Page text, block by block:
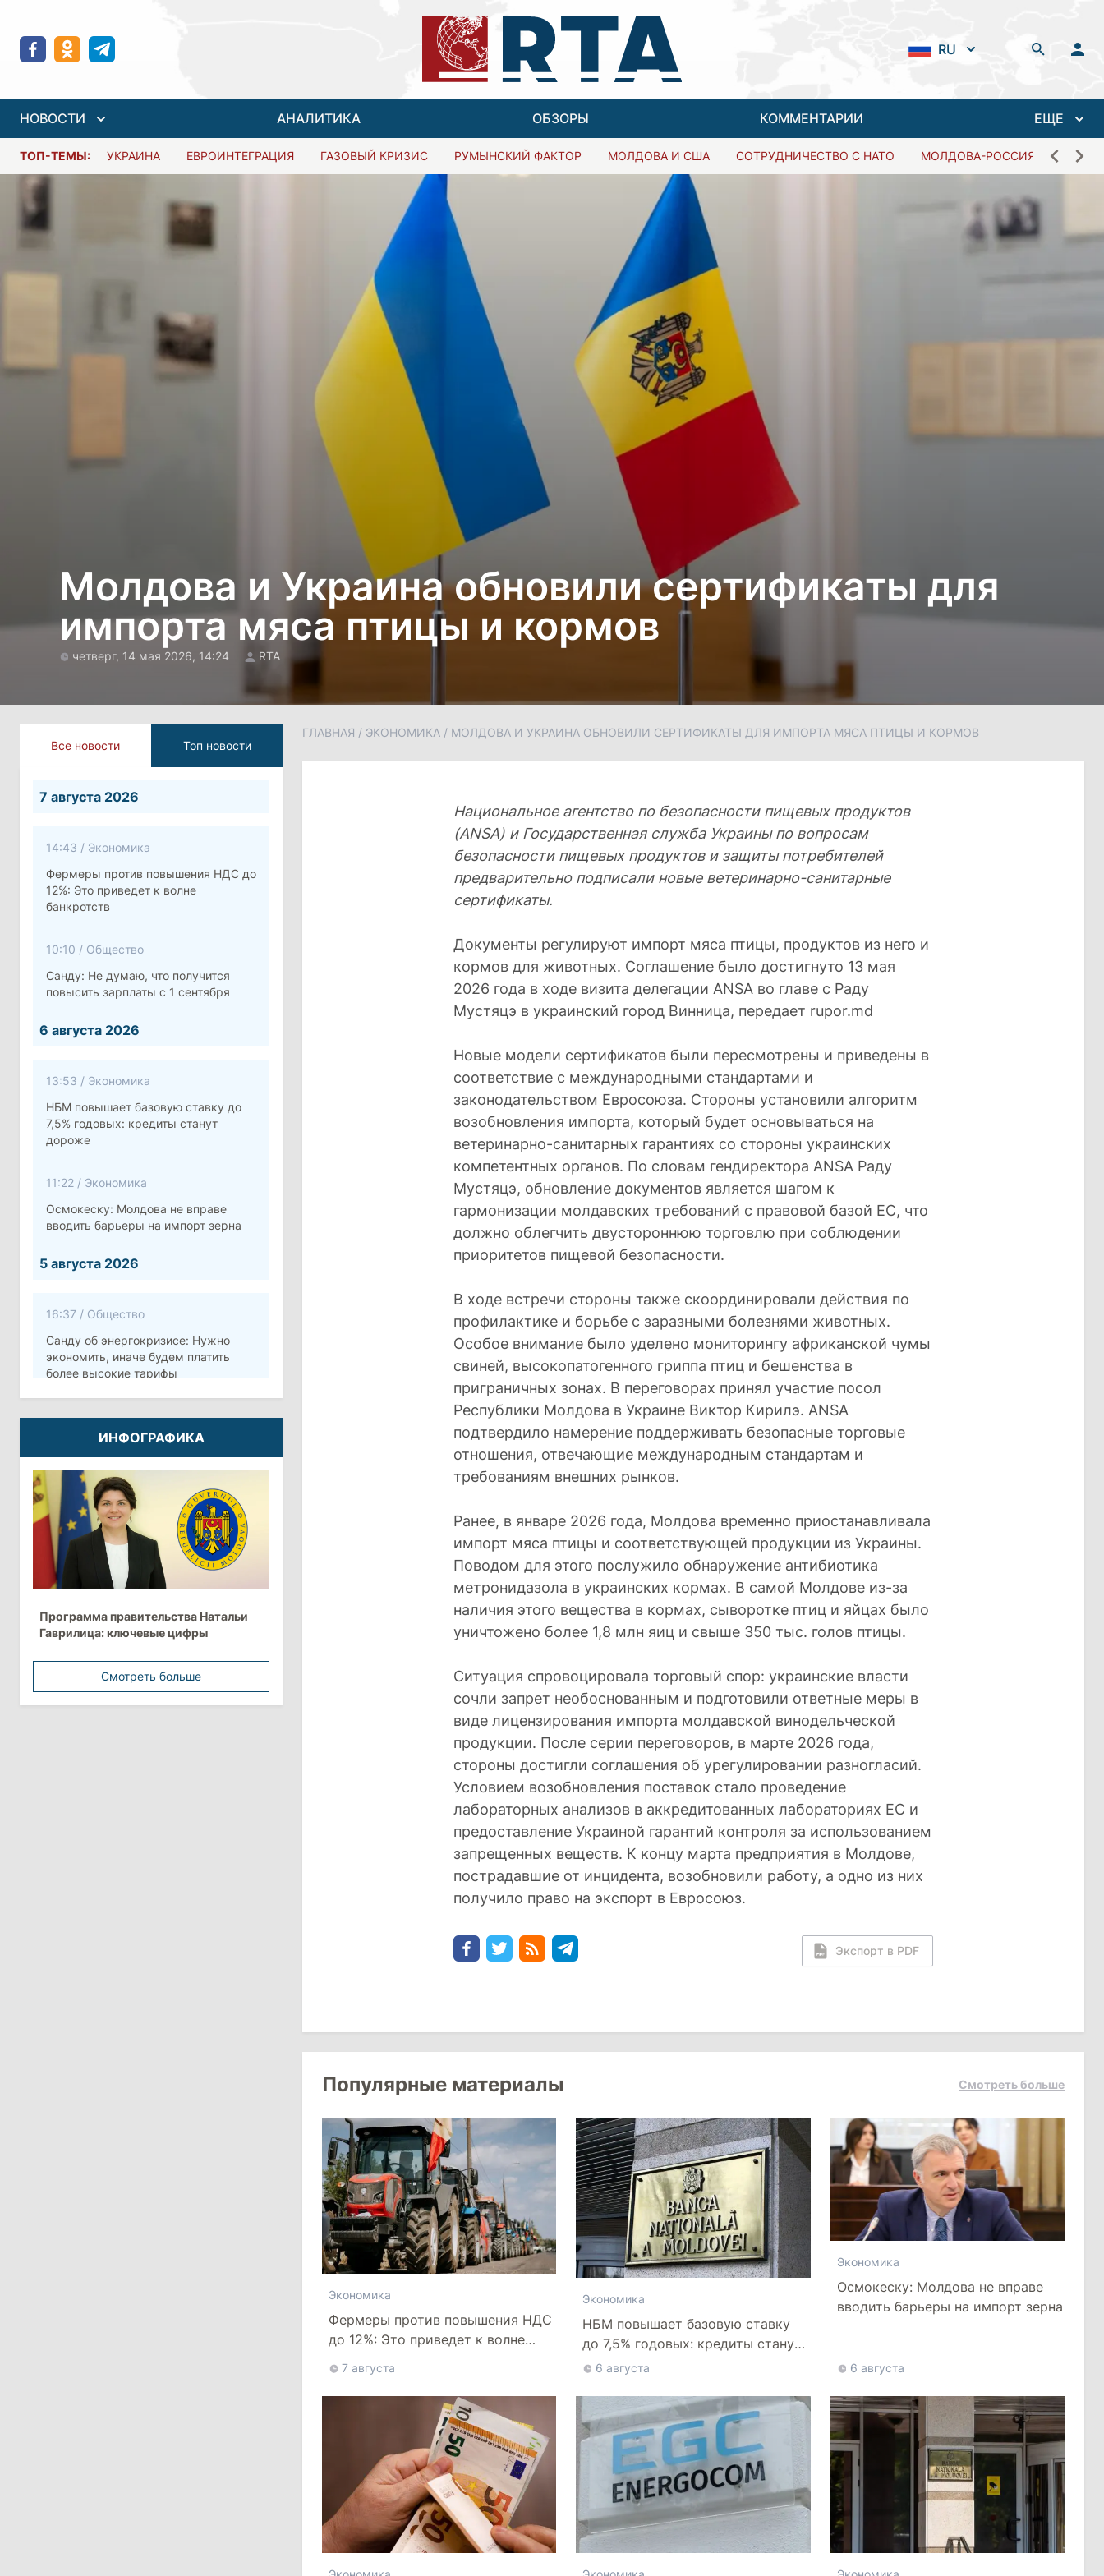
RU
НОВОСТИ АНАЛИТИКА ОБЗОРЫ КОММЕНТАРИИ ЕЩЕ
ТОП-ТЕМЫ: УКРАИНА ЕВРОИНТЕГРАЦИЯ ГАЗОВЫЙ КРИЗИС РУМЫНСКИЙ ФАКТОР МОЛДОВА И США СОТРУДНИЧЕСТВО С НАТО МОЛДОВА-РОССИЯ
Молдова и Украина обновили сертификаты для
импорта мяса птицы и кормов
четверг, 14 мая 2026, 14:24 RTA
Все новости Топ новости
7 августа 2026
14:43 / Экономика
Фермеры против повышения НДС до
12%: Это приведет к волне
банкротств
10:10 / Общество
Санду: Не думаю, что получится
повысить зарплаты с 1 сентября
6 августа 2026
13:53 / Экономика
НБМ повышает базовую ставку до
7,5% годовых: кредиты станут
дороже
11:22 / Экономика
Осмокеску: Молдова не вправе
вводить барьеры на импорт зерна
5 августа 2026
16:37 / Общество
Санду об энергокризисе: Нужно
экономить, иначе будем платить
более высокие тарифы
10:12/Безопасность
Молдова готовит программу по
укреплению обороны стоимостью
более 10 млрд леев на ближайшие
пять лет
4 августа 2026
15:15
Экономика
европейских стран с самой низкой
минимальной зарплатой
Политика
Анна Ревенко уходит с поста главы
ИНФОГРАФИКА
Программа правительства Натальи
Гаврилица: ключевые цифры
Смотреть больше
ГЛАВНАЯ / ЭКОНОМИКА / МОЛДОВА И УКРАИНА ОБНОВИЛИ СЕРТИФИКАТЫ ДЛЯ ИМПОРТА МЯСА ПТИЦЫ И КОРМОВ
Национальное агентство по безопасности пищевых продуктов
(ANSA) и Государственная служба Украины по вопросам
безопасности пищевых продуктов и защиты потребителей
предварительно подписали новые ветеринарно-санитарные
сертификаты.
Документы регулируют импорт мяса птицы, продуктов из него и
кормов для животных. Соглашение было достигнуто 13 мая
2026 года в ходе визита делегации ANSA во главе с Раду
Мустяцэ в украинский город Винница, передает rupor.md
Новые модели сертификатов были пересмотрены и приведены в
соответствие с международными стандартами и
законодательством Евросоюза. Стороны установили алгоритм
возобновления импорта, который будет основываться на
ветеринарно-санитарных гарантиях со стороны украинских
компетентных органов. По словам гендиректора ANSA Раду
Мустяцэ, обновление документов является шагом к
гармонизации молдавских требований с правовой базой ЕС, что
должно облегчить двустороннюю торговлю при соблюдении
приоритетов пищевой безопасности.
В ходе встречи стороны также скоординировали действия по
профилактике и борьбе с заразными болезнями животных.
Особое внимание было уделено мониторингу африканской чумы
свиней, высокопатогенного гриппа птиц и бешенства в
приграничных зонах. В переговорах принял участие посол
Республики Молдова в Украине Виктор Кирилэ. ANSA
подтвердило намерение поддерживать безопасные торговые
отношения, отвечающие международным стандартам и
требованиям внешних рынков.
Ранее, в январе 2026 года, Молдова временно приостанавливала
импорт мяса птицы и соответствующей продукции из Украины.
Поводом для этого послужило обнаружение антибиотика
метронидазола в украинских кормах. В самой Молдове из-за
наличия этого вещества в кормах, сыворотке птиц и яйцах было
уничтожено более 1,8 млн яиц и свыше 350 тыс. голов птицы.
Ситуация спровоцировала торговый спор: украинские власти
сочли запрет необоснованным и подготовили ответные меры в
виде лицензирования импорта молдавской винодельческой
продукции. После серии переговоров, в марте 2026 года,
стороны достигли соглашения об урегулировании разногласий.
Условием возобновления поставок стало проведение
лабораторных анализов в аккредитованных лабораториях ЕС и
предоставление Украиной гарантий контроля за использованием
запрещенных веществ. К концу марта предприятия в Молдове,
пострадавшие от инцидента, возобновили работу, а одно из них
получило право на экспорт в Евросоюз.
Экспорт в PDF
Популярные материалы Смотреть больше
Экономика
Фермеры против повышения НДС
до 12%: Это приведет к волне
7 августа
Экономика
НБМ повышает базовую ставку
до 7,5% годовых: кредиты станут
дороже
6 августа
Экономика
Осмокеску: Молдова не вправе
вводить барьеры на импорт зерна
6 августа